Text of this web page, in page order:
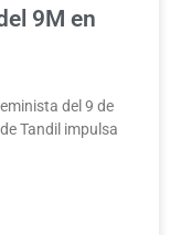
9M en
del 9 de
Tandil impulsa